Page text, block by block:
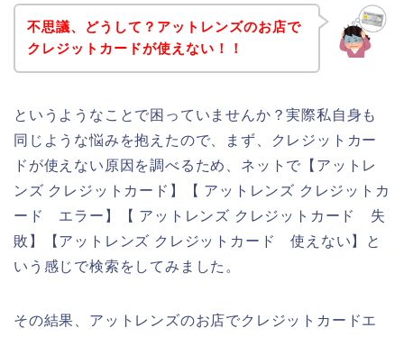
不思議、どうして？アットレンズのお店で
クレジットカードが使えない！！
というようなことで困っていませんか？実際私自身も
同じような悩みを抱えたので、まず、クレジットカー
ドが使えない原因を調べるため、ネットで【アットレ
ンズ クレジットカード】【 アットレンズ クレジットカ
ード エラー】【 アットレンズ クレジットカード 失
敗】【アットレンズ クレジットカード 使えない】と
いう感じで検索をしてみました。
その結果、アットレンズのお店でクレジットカードエ